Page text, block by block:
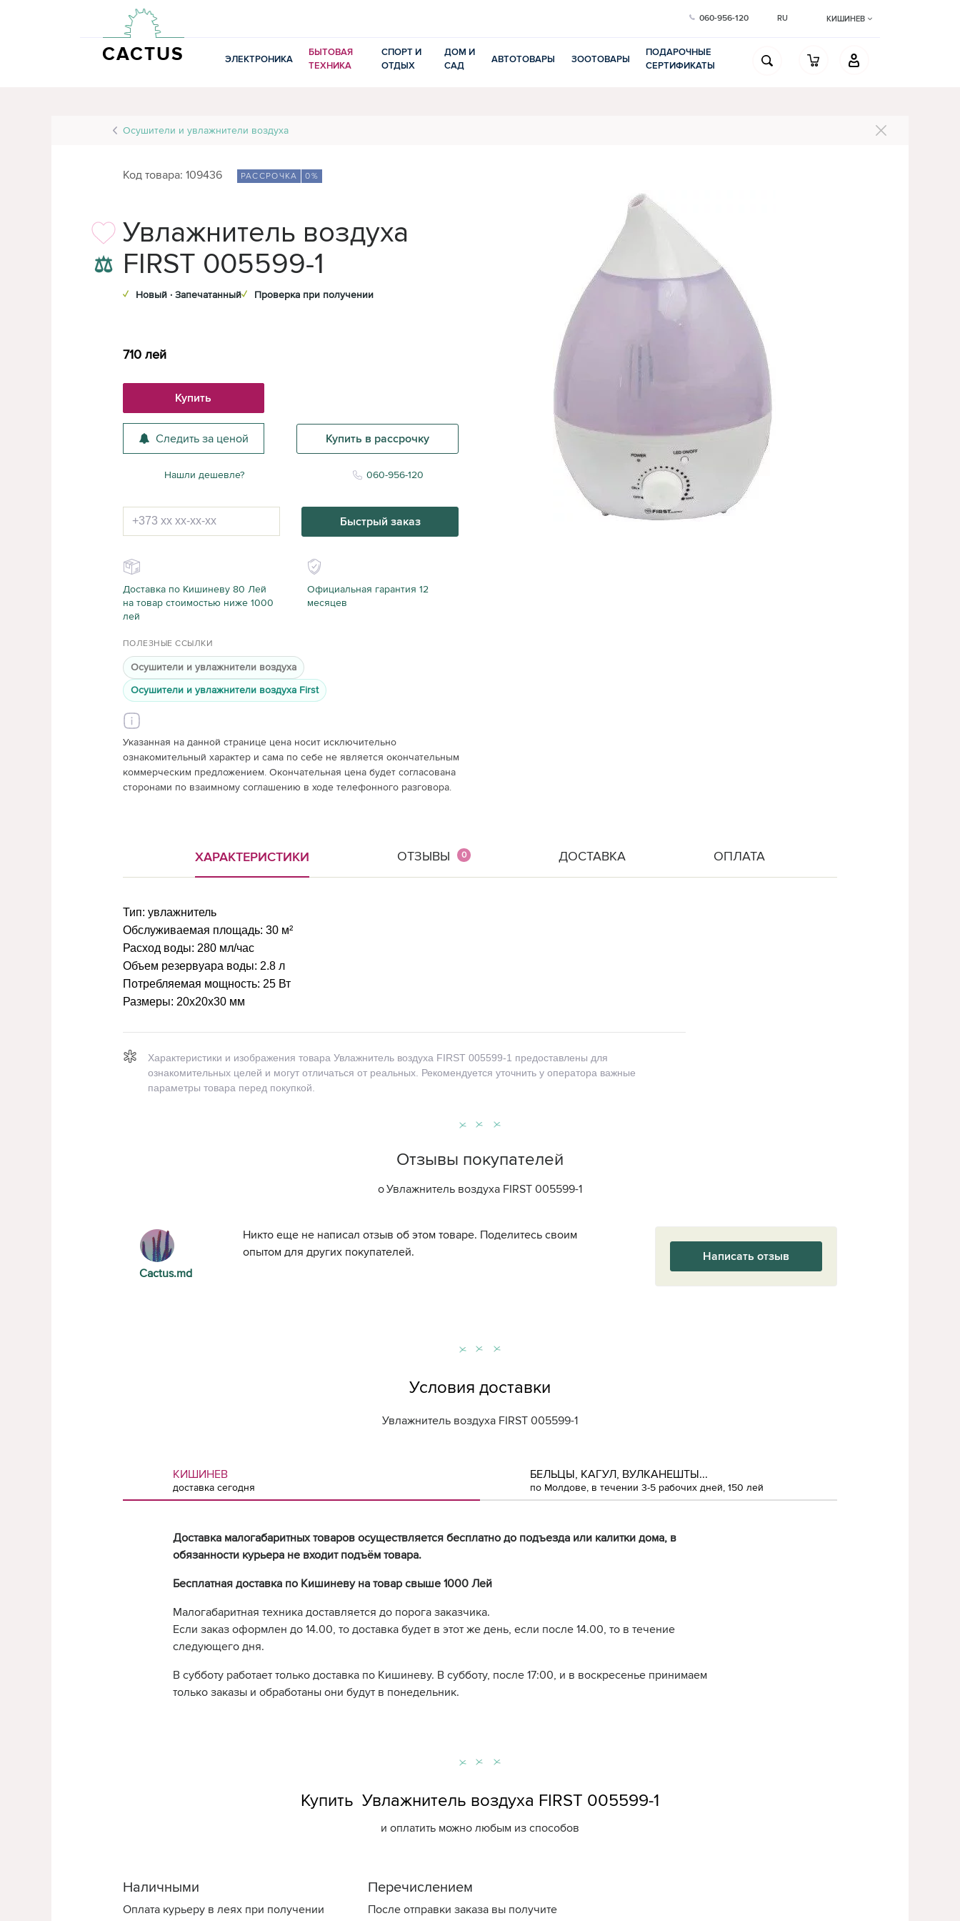
CACTUS
060-956-120 RU КИШИНЕВ
ЭЛЕКТРОНИКА
БЫТОВАЯ
ТЕХНИКА
СПОРТ И
ОТДЫХ
ДОМ И
САД
АВТОТОВАРЫ ЗООТОВАРЫ
ПОДАРОЧНЫЕ
СЕРТИФИКАТЫ
Осушители и увлажнители воздуха
Код товара: 109436 РАССРОЧКА 0%
⚖
Увлажнитель воздуха
FIRST 005599-1
✓ Новый · Запечатанный✓ Проверка при получении
710 лей
Купить
Следить за ценой Купить в рассрочку
Нашли дешевле? 060-956-120
Быстрый заказ
Доставка по Кишиневу 80 Лей
на товар стоимостью ниже 1000
лей
Официальная гарантия 12
месяцев
ПОЛЕЗНЫЕ ССЫЛКИ
Осушители и увлажнители воздуха
Осушители и увлажнители воздуха First
Указанная на данной странице цена носит исключительно
ознакомительный характер и сама по себе не является окончательным
коммерческим предложением. Окончательная цена будет согласована
сторонами по взаимному соглашению в ходе телефонного разговора.
ХАРАКТЕРИСТИКИ ОТЗЫВЫ 0 ДОСТАВКА ОПЛАТА
Тип: увлажнитель
Обслуживаемая площадь: 30 м²
Расход воды: 280 мл/час
Объем резервуара воды: 2.8 л
Потребляемая мощность: 25 Вт
Размеры: 20x20x30 мм
Характеристики и изображения товара Увлажнитель воздуха FIRST 005599-1 предоставлены для
ознакомительных целей и могут отличаться от реальных. Рекомендуется уточнить у оператора важные
параметры товара перед покупкой.
Отзывы покупателей
оУвлажнитель воздуха FIRST 005599-1
Cactus.md
Никто еще не написал отзыв об этом товаре. Поделитесь своим
опытом для других покупателей.
Написать отзыв
Условия доставки
Увлажнитель воздуха FIRST 005599-1
КИШИНЕВ
доставка сегодня
БЕЛЬЦЫ, КАГУЛ, ВУЛКАНЕШТЫ...
по Молдове, в течении 3-5 рабочих дней, 150 лей
Доставка малогабаритных товаров осуществляется бесплатно до подъезда или калитки дома, в
обязанности курьера не входит подъём товара.
Бесплатная доставка по Кишиневу на товар свыше 1000 Лей
Малогабаритная техника доставляется до порога заказчика.
Если заказ оформлен до 14.00, то доставка будет в этот же день, если после 14.00, то в течение
следующего дня.
В субботу работает только доставка по Кишиневу. В субботу, после 17:00, и в воскресенье принимаем
только заказы и обработаны они будут в понедельник.
Купить Увлажнитель воздуха FIRST 005599-1
и оплатить можно любым из способов
Наличными
Оплата курьеру в леях при получении
Перечислением
После отправки заказа вы получите